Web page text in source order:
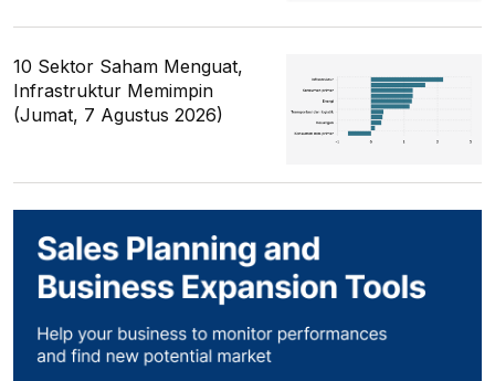
10 Sektor Saham Menguat,
Infrastruktur Memimpin
(Jumat, 7 Agustus 2026)